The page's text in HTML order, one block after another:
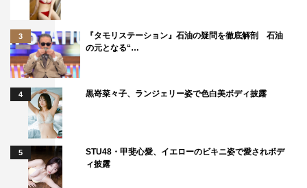
撮影は早朝から夜遅くまで連日続きましたが、だからこそ
丸。忘れ難い宝物です。
何よりも、藍之助役の坂井くんが本当に素敵で、感謝しか
しいです。
この作品は、年齢と立場が違う2人の、繊細な人間ドラ
マ。成長物語だと思っています。不器用な2人の歩む道
が、あなたの心に届くことを願っています。
3
『タモリステーション』石油の疑問を徹底解剖 石油
の元となる“…
4 黒嵜菜々子、ランジェリー姿で色白美ボディ披露
5
STU48・甲斐心愛、イエローのビキニ姿で愛されボデ
ィ披露